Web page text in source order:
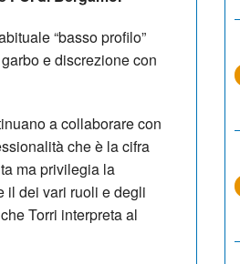
“basso profilo”
e discrezione con
a collaborare con
che è la cifra
ma privilegia la
il dei vari ruoli e degli
Torri interpreta al